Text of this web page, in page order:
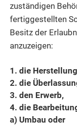
zuständigen
fertiggestellten
Besitz der
anzuzeigen:
1. die
2. die
3. den Erwerb,
4. die
a) Umbau oder